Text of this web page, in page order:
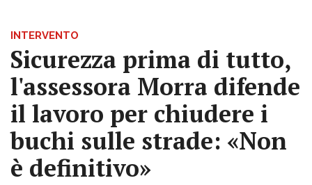
INTERVENTO
Sicurezza prima di tutto,
l'assessora Morra difende
il lavoro per chiudere i
buchi sulle strade: «Non
è definitivo»